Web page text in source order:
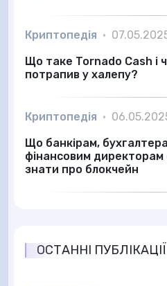
Криптопедія •
Що таке Tornado Cash і
потрапив у халепу?
Криптопедія •
Що банкірам,
фінансовим директорам
знати про блокчейн
ОСТАННІ ПУБЛІКАЦІЇ